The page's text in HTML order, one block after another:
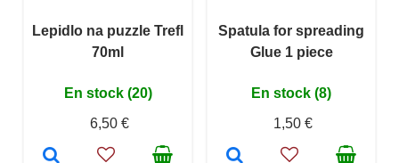
Lepidlo na puzzle Trefl
70ml
En stock (20)
6,50 €
Spatula for spreading
Glue 1 piece
En stock (8)
1,50 €